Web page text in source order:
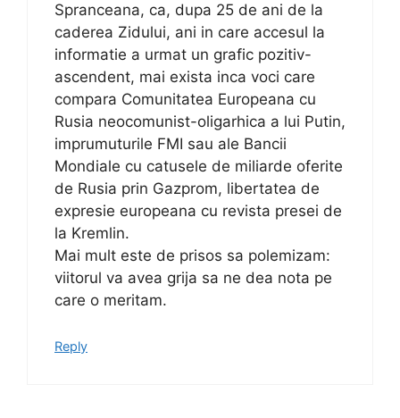
Spranceana, ca, dupa 25 de ani de la
caderea Zidului, ani in care accesul la
informatie a urmat un grafic pozitiv-
ascendent, mai exista inca voci care
compara Comunitatea Europeana cu
Rusia neocomunist-oligarhica a lui Putin,
imprumuturile FMI sau ale Bancii
Mondiale cu catusele de miliarde oferite
de Rusia prin Gazprom, libertatea de
expresie europeana cu revista presei de
la Kremlin.
Mai mult este de prisos sa polemizam:
viitorul va avea grija sa ne dea nota pe
care o meritam.
Reply